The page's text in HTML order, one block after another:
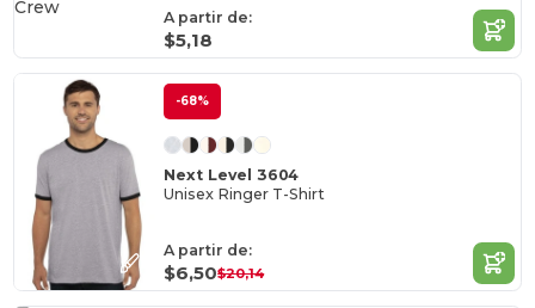
A partir de:
$5,18
-68%
Next Level 3604
Unisex Ringer T-Shirt
A partir de:
$6,50$20,14